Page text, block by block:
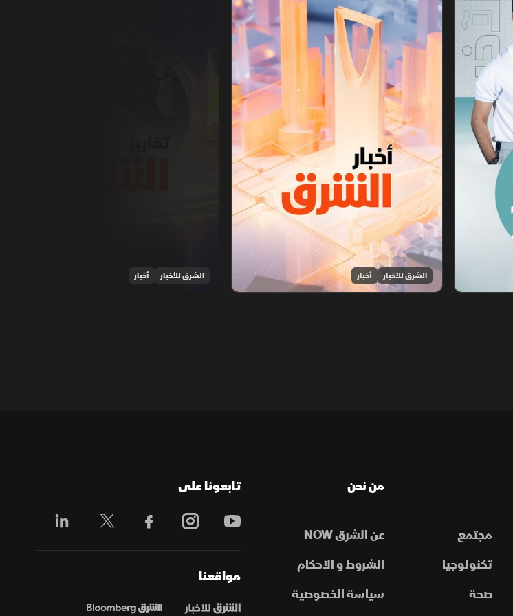
الشرق للأخبار أخبار الشرق للأخبار أخبار
مجتمع
تكنولوجيا
صحة
من نحن
عن الشرق NOW
الشروط و الأحكام
سياسة الخصوصية
تابعونا على
مواقعنا